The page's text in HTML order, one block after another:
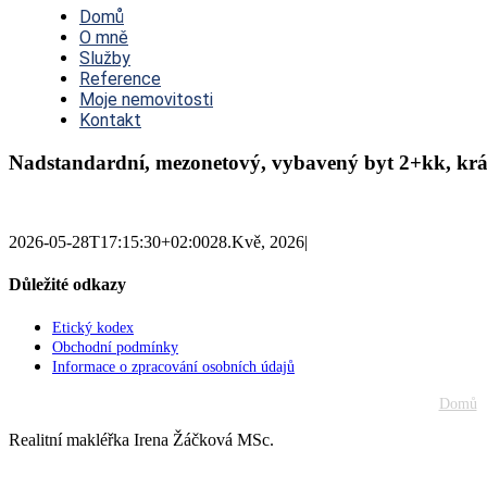
NavigationDomů
O mně
Služby
Reference
Moje nemovitosti
Kontakt
Nadstandardní, mezonetový, vybavený byt 2+kk,
2026-05-28T17:15:30+02:0028.Kvě, 2026|
Důležité odkazy
Etický kodex
Obchodní podmínky
Informace o zpracování osobních údajů
Domů
Realitní makléřka Irena Žáčková MSc.